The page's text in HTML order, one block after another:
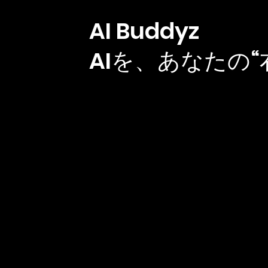
AI Buddyz
AIを、あなたの“